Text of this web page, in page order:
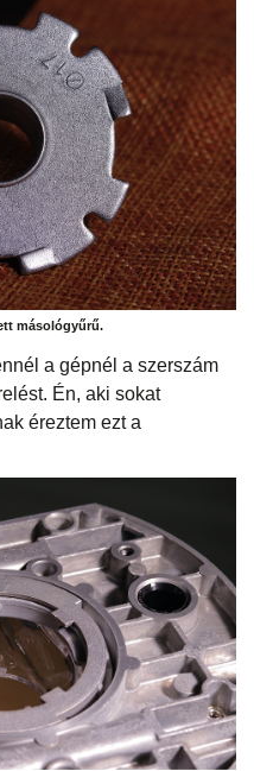
másológyűrű.
a gépnél a szerszám
Én, aki sokat
éreztem ezt a